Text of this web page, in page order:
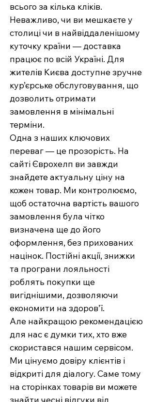
всього за кілька кліків.
Неважливо, чи ви мешкаєте у
столиці чи в найвіддаленішому
куточку країни — доставка
працює по всій Україні. Для
жителів Києва доступне зручне
кур’єрське обслуговування, що
дозволить отримати
замовлення в мінімальні
терміни.
Одна з наших ключових
переваг — це прозорість. На
сайті Єврохелп ви завжди
знайдете актуальну ціну на
кожен товар. Ми контролюємо,
щоб остаточна вартість вашого
замовлення була чітко
визначена ще до його
оформлення, без прихованих
націнок. Постійні акції, знижки
та програни лояльності
роблять покупки ще
вигіднішими, дозволяючи
економити на здоров’ї.
Але найкращою рекомендацією
для нас є думки тих, хто вже
скористався нашим сервісом.
Ми цінуємо довіру клієнтів і
відкриті для діалогу. Саме тому
на сторінках товарів ви можете